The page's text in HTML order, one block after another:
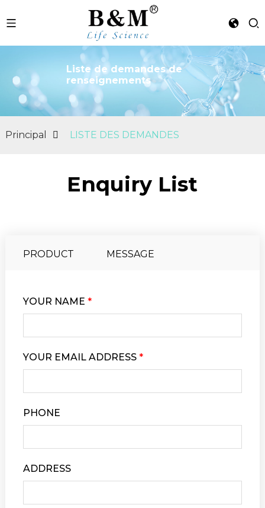
Liste de demandes de
renseignements
Principal LISTE DES DEMANDES
Enquiry List
PRODUCT MESSAGE
YOUR NAME *
YOUR EMAIL ADDRESS *
PHONE
ADDRESS